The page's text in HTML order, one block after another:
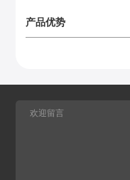
产品优势